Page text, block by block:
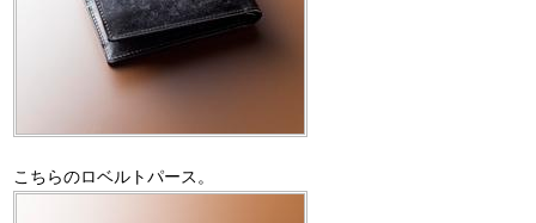
こちらのロベルトパース。